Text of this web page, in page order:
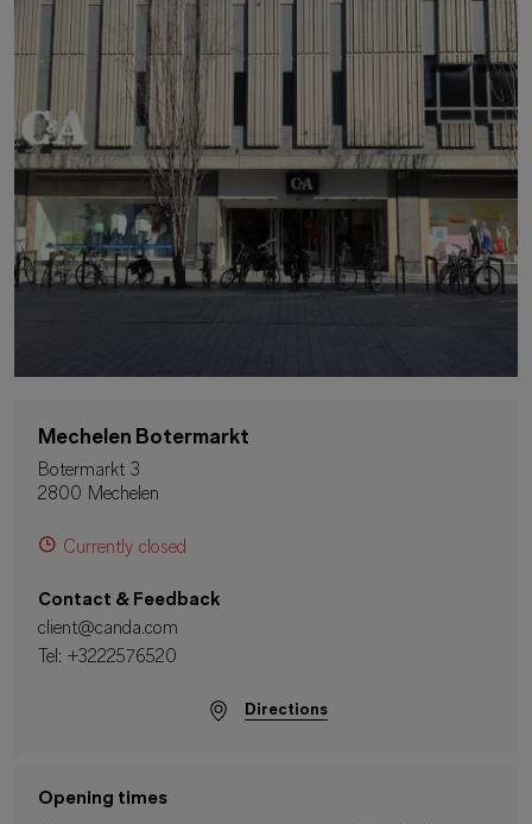
Mechelen Botermarkt
Botermarkt 3
2800 Mechelen
Currently closed
Contact & Feedback
client@canda.com
Tel: +3222576520
Directions
Opening times